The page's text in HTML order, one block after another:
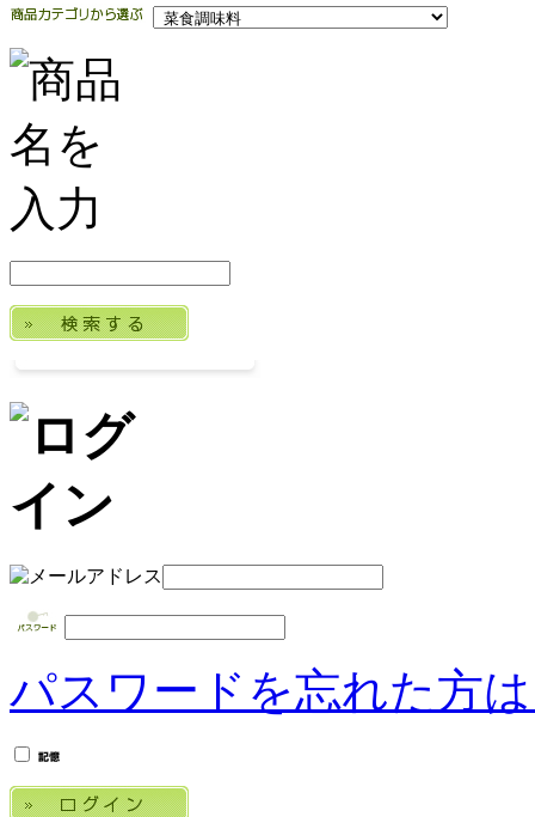
パスワードを忘れた方